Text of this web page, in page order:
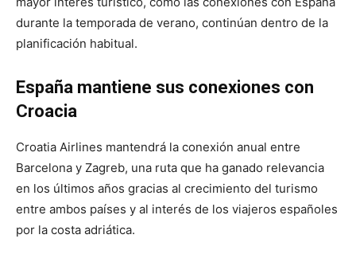
durante la temporada de verano, continúan dentro de la
planificación habitual.
España mantiene sus conexiones con
Croacia
Croatia Airlines mantendrá la conexión anual entre
Barcelona y Zagreb, una ruta que ha ganado relevancia
en los últimos años gracias al crecimiento del turismo
entre ambos países y al interés de los viajeros españoles
por la costa adriática.